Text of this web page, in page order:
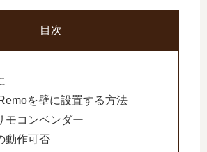
目次
を壁に設置する方法
モコンベンダー
動作可否